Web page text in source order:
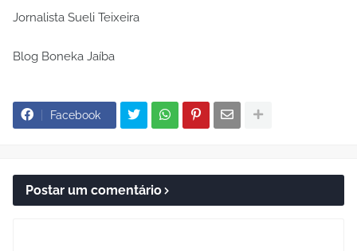
Jornalista Sueli Teixeira
Blog Boneka Jaíba
Facebook
Postar um comentário